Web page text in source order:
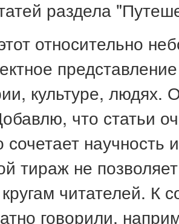
раздела
относительно
культуре, людях.
что статьи
сочетает
тираж не
читателей. К
говорили,